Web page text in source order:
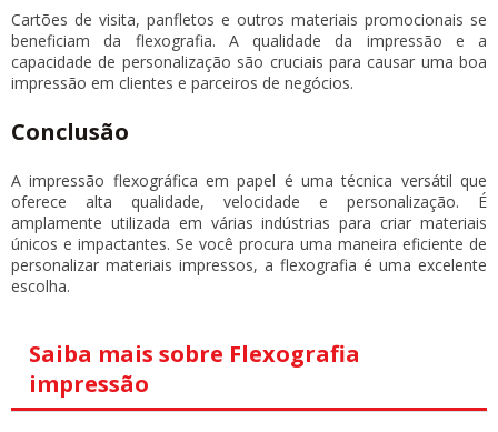
Cartões de visita, panfletos e outros materiais promocionais se
beneficiam da flexografia. A qualidade da impressão e a
capacidade de personalização são cruciais para causar uma boa
impressão em clientes e parceiros de negócios.
Conclusão
A impressão flexográfica em papel é uma técnica versátil que
oferece alta qualidade, velocidade e personalização. É
amplamente utilizada em várias indústrias para criar materiais
únicos e impactantes. Se você procura uma maneira eficiente de
personalizar materiais impressos, a flexografia é uma excelente
escolha.
Saiba mais sobre Flexografia
impressão